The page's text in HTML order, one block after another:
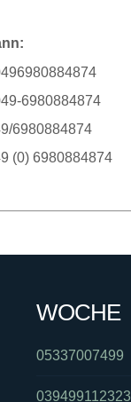
6980884874
6980884874
(0) 6980884874
WOCHE
05337007499
039499112323